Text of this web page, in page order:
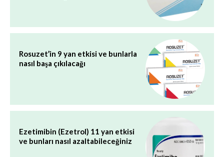
Rosuzet’in 9 yan etkisi ve bunlarla
nasıl başa çıkılacağı
Ezetimibin (Ezetrol) 11 yan etkisi
ve bunları nasıl azaltabileceğiniz